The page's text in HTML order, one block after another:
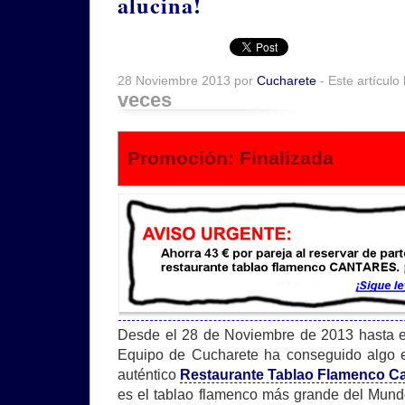
28 Noviembre 2013 por Cucharete - Este
veces
Promoción: Finalizada
Desde el 28 de Noviembre de 2013 hasta
Equipo de Cucharete ha conseguido algo
auténtico Restaurante Tablao Flamenco
es el tablao flamenco más grande del